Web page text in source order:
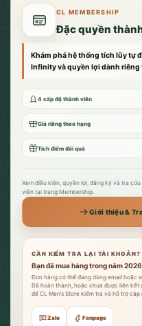
CL MEMBERSHIP
Đặc quyền
Khám phá hệ thống tích lũy tự
Infinity và quyền lợi dành
4 cấp độ thành viên
Giá riêng theo hạng
Tích điểm đổi quà
Xem điều kiện, quyền lợi, đăng ký và tra
viên tại trang Membership.
Giới thiệu &
CẦN KIỂM TRA LẠI TÀI KHOẢN?
Bạn đã mua hàng trong năm
Đơn hàng có thể đang dùng email hoặc
Đã hoàn thành, hoặc chưa được liên kết
để CL Men’s Store kiểm tra và hỗ trợ cập
Zalo Fanpage